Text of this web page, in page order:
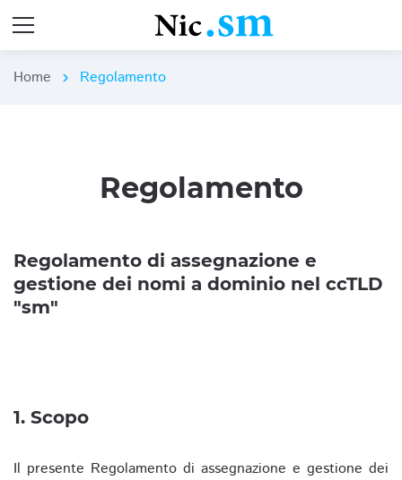
Home chevron_right Regolamento
Regolamento
Regolamento di assegnazione e
gestione dei nomi a dominio nel ccTLD
"sm"
1. Scopo
Il presente Regolamento di assegnazione e gestione dei